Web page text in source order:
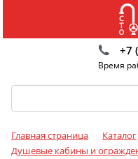
+7
Время
Главная страница Каталог
Душевые кабины и